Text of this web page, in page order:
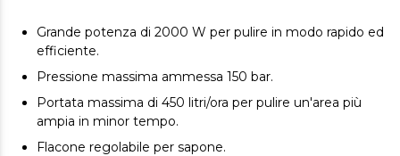
Grande potenza di 2000 W per pulire in modo rapido ed
efficiente.
Pressione massima ammessa 150 bar.
Portata massima di 450 litri/ora per pulire un'area più
ampia in minor tempo.
Flacone regolabile per sapone.